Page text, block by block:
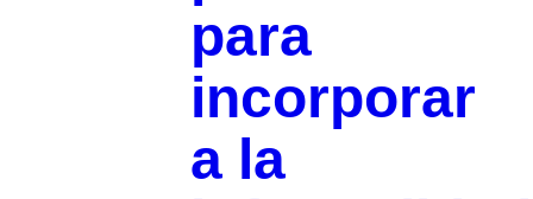
para
incorporar
a la